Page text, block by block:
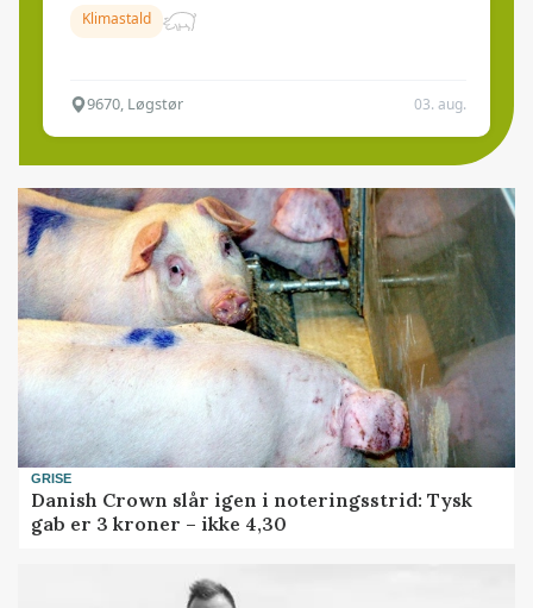
Klimastald
9670, Løgstør 03. aug.
GRISE
Danish Crown slår igen i noteringsstrid: Tysk
gab er 3 kroner – ikke 4,30